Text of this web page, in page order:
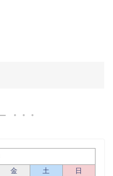
金 土
日